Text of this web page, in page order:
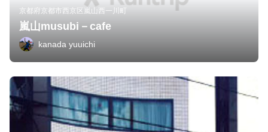
京都府京都市西京区嵐山西一川町
嵐山musubi－cafe
kanada yuuichi